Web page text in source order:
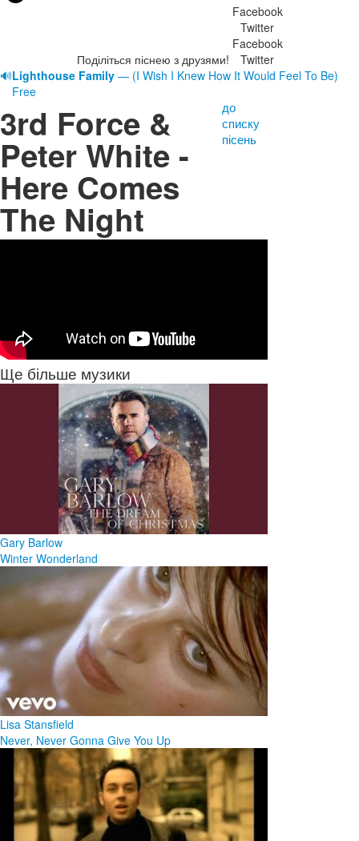
Поділіться піснею з друзями!
Facebook
Twitter
Facebook
Twitter
🔊Lighthouse Family — (I Wish I Knew How It Would Feel To Be)
Free
3rd Force &
Peter White -
Here Comes
The Night
до
списку
пісень
Ще більше музики
Gary Barlow
Winter Wonderland
Lisa Stansfield
Never, Never Gonna Give You Up